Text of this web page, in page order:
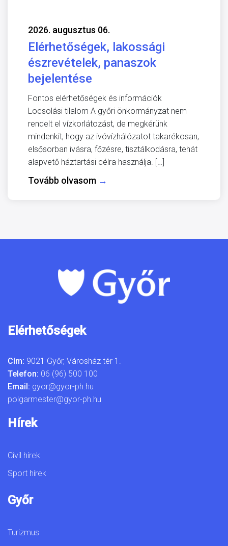
2026. augusztus 06.
Elérhetőségek, lakossági
észrevételek, panaszok
bejelentése
Fontos elérhetőségek és információk
Locsolási tilalom A győri önkormányzat nem
rendelt el vízkorlátozást, de megkérünk
mindenkit, hogy az ivóvízhálózatot takarékosan,
elsősorban ivásra, főzésre, tisztálkodásra, tehát
alapvető háztartási célra használja. […]
Tovább olvasom →
Elérhetőségek
Cím: 9021 Győr, Városház tér 1.
Telefon: 06 (96) 500 100
Email: gyor@gyor-ph.hu
polgarmester@gyor-ph.hu
Hírek
Civil hírek
Sport hírek
Győr
Turizmus